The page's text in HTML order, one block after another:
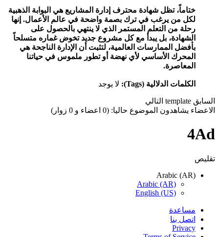
ختاماً، تظل شهادة محترف إدارة المشاريع هي البوابة الذهبية
لكل من يرغب في ترك بصمة واضحة في عالم الأعمال. إنها
رحلة من التعلم المستمر الذي لا ينتهي بالحصول على
الشهادة، بل يبدأ مع كل مشروع جديد تخوض غماره متسلحاً
بأفضل الممارسات العالمية، لتثبت أن الإدارة الناجحة هي
المحرك الأساسي لأي نهضة أو تطور ملموس في حياتنا
المعاصرة.
الكلمات الدلالية (Tags): لا يوجد
السابق template التالي
الاعضاء يشاهدون الموضوع حاليا: (0 اعضاء و 0 زوار)
4Ad
تقليص
Arabic (AR)
Arabic (AR)
English (US)
مساعدة
اتصل بنا
Privacy